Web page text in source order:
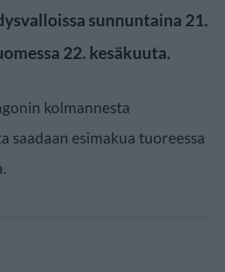
sunnuntaina 21.
22. kesäkuuta.
kolmannesta
saadaan esimakua tuoreessa